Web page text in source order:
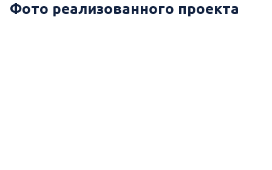
Фото реализованного проекта